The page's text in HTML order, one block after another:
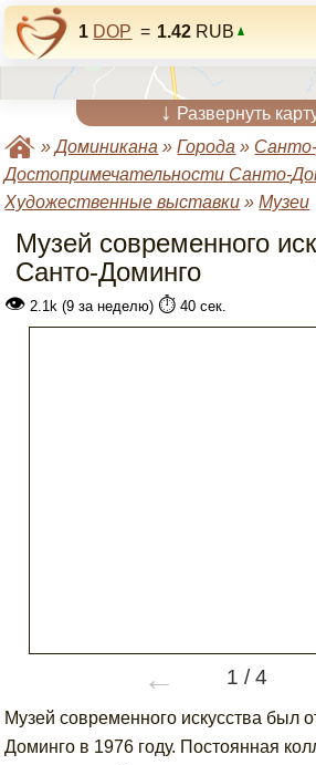
1 DOP = 1.42 RUB
↓ Развернуть
»Доминикана »Города »
Достопримечательности Санто-
Художественные выставки »Музеи
Музей современного
Санто-Доминго
👁 2.1k (9 за неделю) ⏱️ 40 сек.
← 1 /4
Музей современного искусства был
Доминго в 1976 году. Постоянная